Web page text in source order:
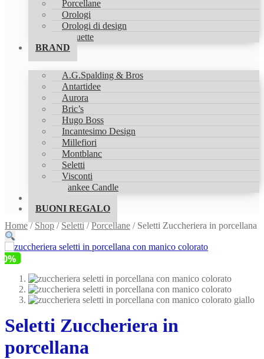
Porcellane
Orologi
Orologi di design
Statuette
BRAND
A.G.Spalding & Bros
Antartidee
Aurora
Bric’s
Hugo Boss
Incantesimo Design
Millefiori
Montblanc
Seletti
Visconti
Yankee Candle
BUONI REGALO
Home/Shop/Seletti/Porcellane / Seletti Zuccheriera in porcellana
Seletti Zuccheriera in
porcellana